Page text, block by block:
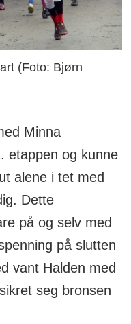
(Foto: Bjørn
Minna
etappen og kunne
alene i tet med
Dette
på og selv med
på slutten
vant Halden med
seg bronsen